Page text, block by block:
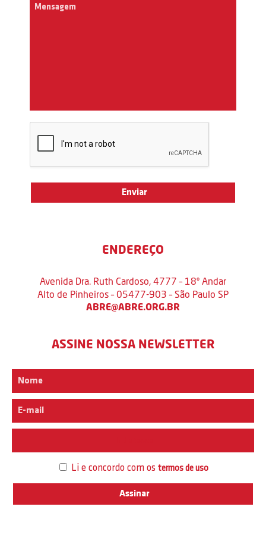
ENDEREÇO
Avenida Dra. Ruth Cardoso, 4777 – 18º Andar
Alto de Pinheiros – 05477-903 – São Paulo SP
ABRE@ABRE.ORG.BR
ASSINE NOSSA NEWSLETTER
Li e concordo com os termos de uso